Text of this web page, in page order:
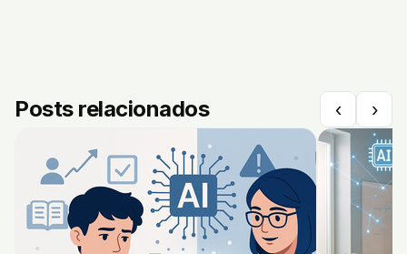
Posts relacionados ‹ ›